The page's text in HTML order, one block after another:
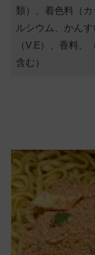
類）、着色料（
ルシウム、かん
（V.E）、香料
含む）